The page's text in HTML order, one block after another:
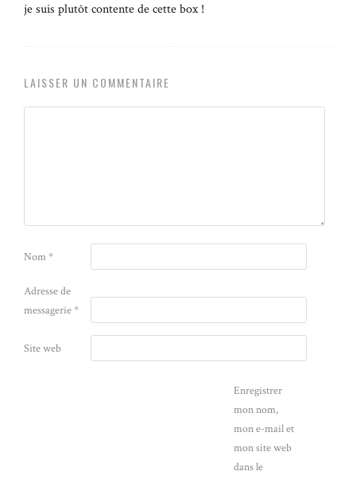
je suis plutôt contente de cette box !
LAISSER UN COMMENTAIRE
Nom*
Adresse de
messagerie*
Site web
Enregistrer
mon nom,
mon e-mail et
mon site web
dans le